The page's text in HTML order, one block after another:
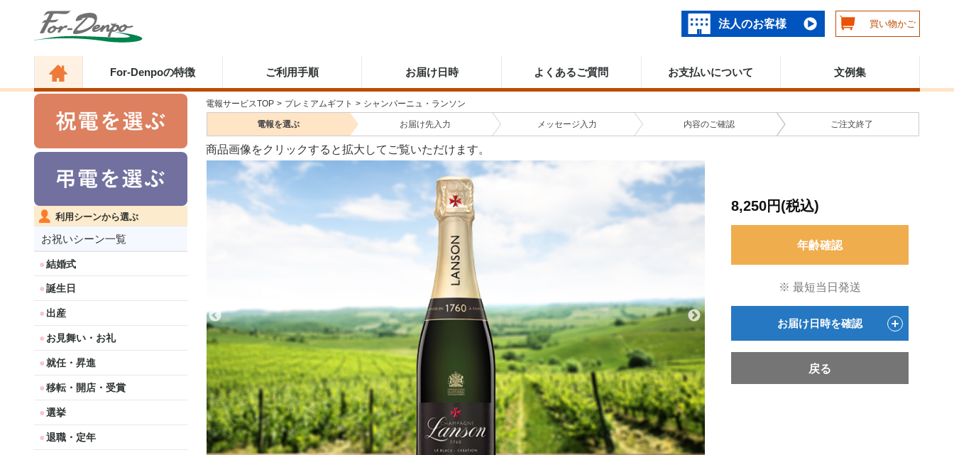
法人のお客様 買い物かご
For-Denpoの特徴 ご利用手順 お届け日時 よくあるご質問 お支払いについて 文例集
利用シーンから選ぶ
お祝いシーン一覧
結婚式
誕生日
出産
お見舞い・お礼
就任・昇進
移転・開店・受賞
選挙
退職・定年
電報サービスTOP > プレミアムギフト > シャンパーニュ・ランソン
電報を選ぶ お届け先入力 メッセージ 入力 内容の ご確認 ご注文終了
商品画像をクリックすると拡大してご覧いただけます。
8,250円(税込)
年齢確認
※ 最短当日発送
お届け日時を確認
戻る